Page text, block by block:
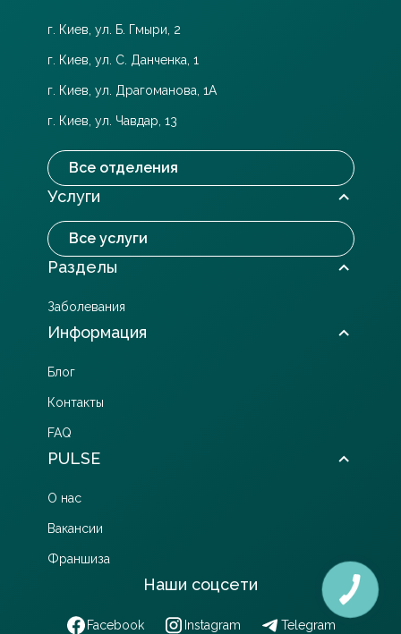
г. Киев, ул. Б. Гмыри, 2
г. Киев, ул. С. Данченка, 1
г. Киев, ул. Драгоманова, 1А
г. Киев, ул. Чавдар, 13
Все отделения
Услуги
Все услуги
Разделы
Заболевания
Информация
Блог
Контакты
FAQ
PULSE
О нас
Вакансии
Франшиза
Наши соцсети
Facebook Instagram Telegram